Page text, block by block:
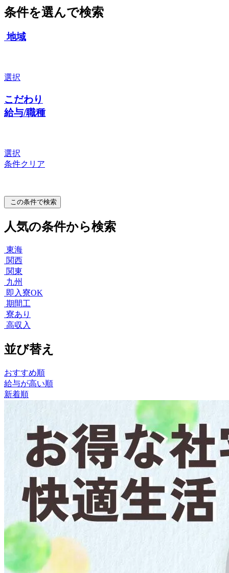
条件を選んで検索
地域
選択
こだわり
給与/職種
選択
条件クリア
この条件で検索
人気の条件から検索
東海
関西
関東
九州
即入寮OK
期間工
寮あり
高収入
並び替え
おすすめ順
給与が高い順
新着順